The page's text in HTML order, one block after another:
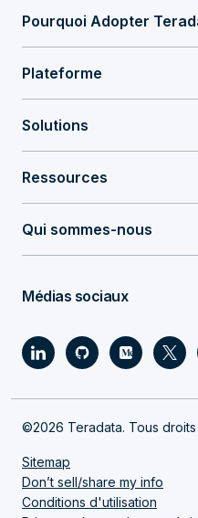
Pourquoi Adopter
Plateforme
Solutions
Ressources
Qui sommes-nous
Médias sociaux
©2026 Teradata. Tous
Sitemap
Don’t sell/share my info
Conditions d'utilisation